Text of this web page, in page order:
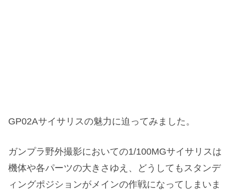
GP02Aサイサリスの魅力に迫ってみました。
ガンプラ野外撮影においての1/100MGサイサリスは
機体や各パーツの大きさゆえ、どうしてもスタンデ
ィングポジションがメインの作戦になってしまいま